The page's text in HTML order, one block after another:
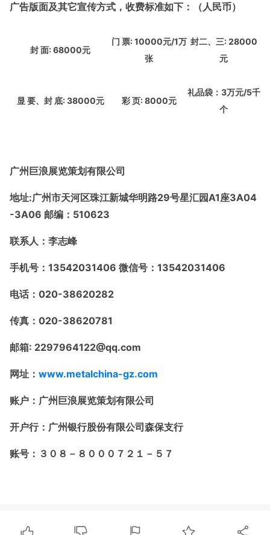
广告版面及其它宣传方式，收费标准如下：（人民币）
封面: 68000元
门 票: 10000元/1万
张
封二、三: 28000
元
显 要、封 底: 38000元 彩 页: 8000元
礼品袋： 3万元/5千
个
广州巨浪展览策划有限公司
地址:广州市天河区珠江新城华明路29号星汇园A1座3A04
-3A06 邮编：510623
联系人：李志峰
手机号： 13542031406 微信号：13542031406
电话： 020-38620282
传真： 020-38620781
邮箱: 2297964122@qq.com
网址： www.metalchina-gz.com
账户：广州巨浪展览策划有限公司
开户行：广州银行股份有限公司森保支行
账号：３０８－８０００７２１－５７